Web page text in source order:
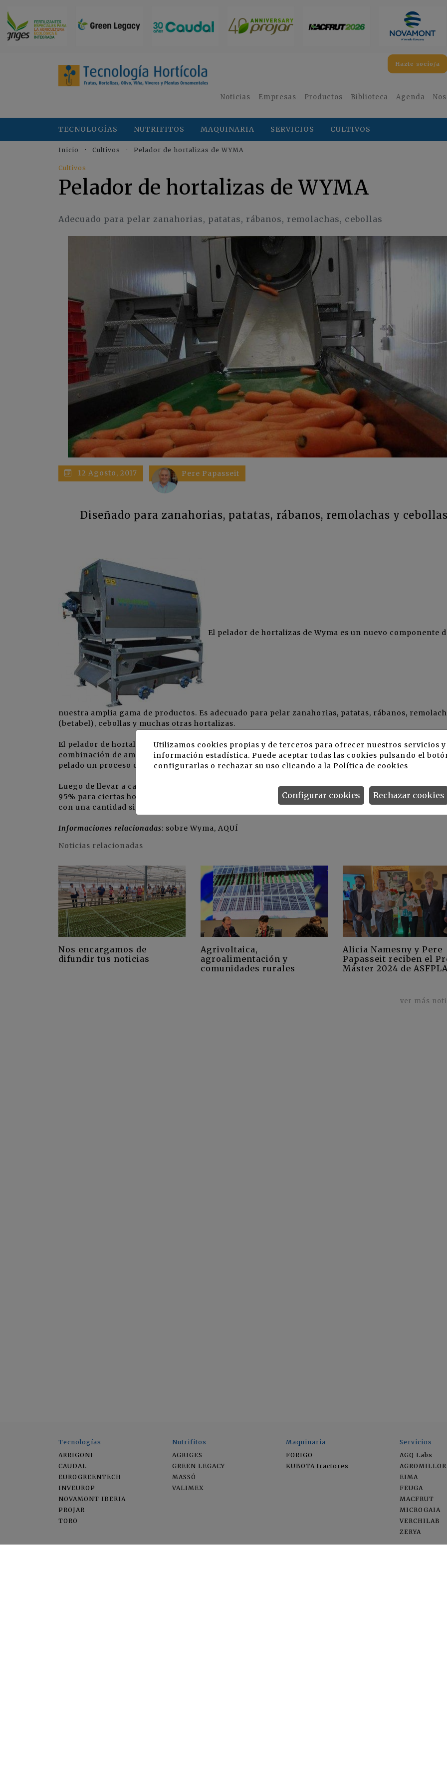
Hazte socio/a
Noticias Empresas Productos Biblioteca Agenda
TECNOLOGÍAS NUTRIFITOS MAQUINARIA SERVICIOS CULTIVOS
Inicio Cultivos Pelador de hortalizas de WYMA
Cultivos
Pelador de hortalizas de WYMA
Adecuado para pelar zanahorias, patatas, rábanos, remolachas, cebollas
12 Agosto, 2017 Pere Papasseit
Diseñado para zanahorias, patatas, rábanos, remolachas y
El pelador de hortalizas deWyma es un nuevo componente
nuestra amplia gama de productos. Es adecuado para pelar zanahorias, patatas, rábanos,
(betabel), cebollas y muchas otras hortalizas.
El pelador de hortalizas puede configurarse con cepillos diseñados a medida, carborundo o una
combinación de ambos. También está disponible con o sin una barrena de control de flujo, siendo
pelado un proceso de flujo continuo.
Luego de llevar a cabo una gran cantidad de pruebas, hemos llegado a obtener rendimientos de
95% para ciertas hortalizas, dicen los expertos de Wyma, aumentando su período de vida en
con una cantidad significativamente menor de reprocesado a realizarse en el producto final.
Informaciones relacionadas: sobreWyma, AQUÍ
Noticias relacionadas
Nos encargamos de
difundir tus noticias
Agrivoltaica,
agroalimentación y
comunidades rurales
Alicia Namesny y Pere
Papasseit reciben el
Máster 2024 de
ver más
Tecnologías
ARRIGONI
CAUDAL
EUROGREENTECH
INVEUROP
NOVAMONT IBERIA
PROJAR
TORO
Nutrifitos
AGRIGES
GREEN LEGACY
MASSÓ
VALIMEX
Maquinaria
FORIGO
KUBOTA tractores
Servicios
AGQ Labs
EIMA
FEUGA
MACFRUT
MICROGAIA
VERCHILAB
ZERYA
Utilizamos cookies propias y de terceros para ofrecer nuestros servicios
información estadística. Puede aceptar todas las cookies pulsando el
configurarlas o rechazar su uso clicando a laPolítica de cookies
Rechazar cookies
Configurar cookies